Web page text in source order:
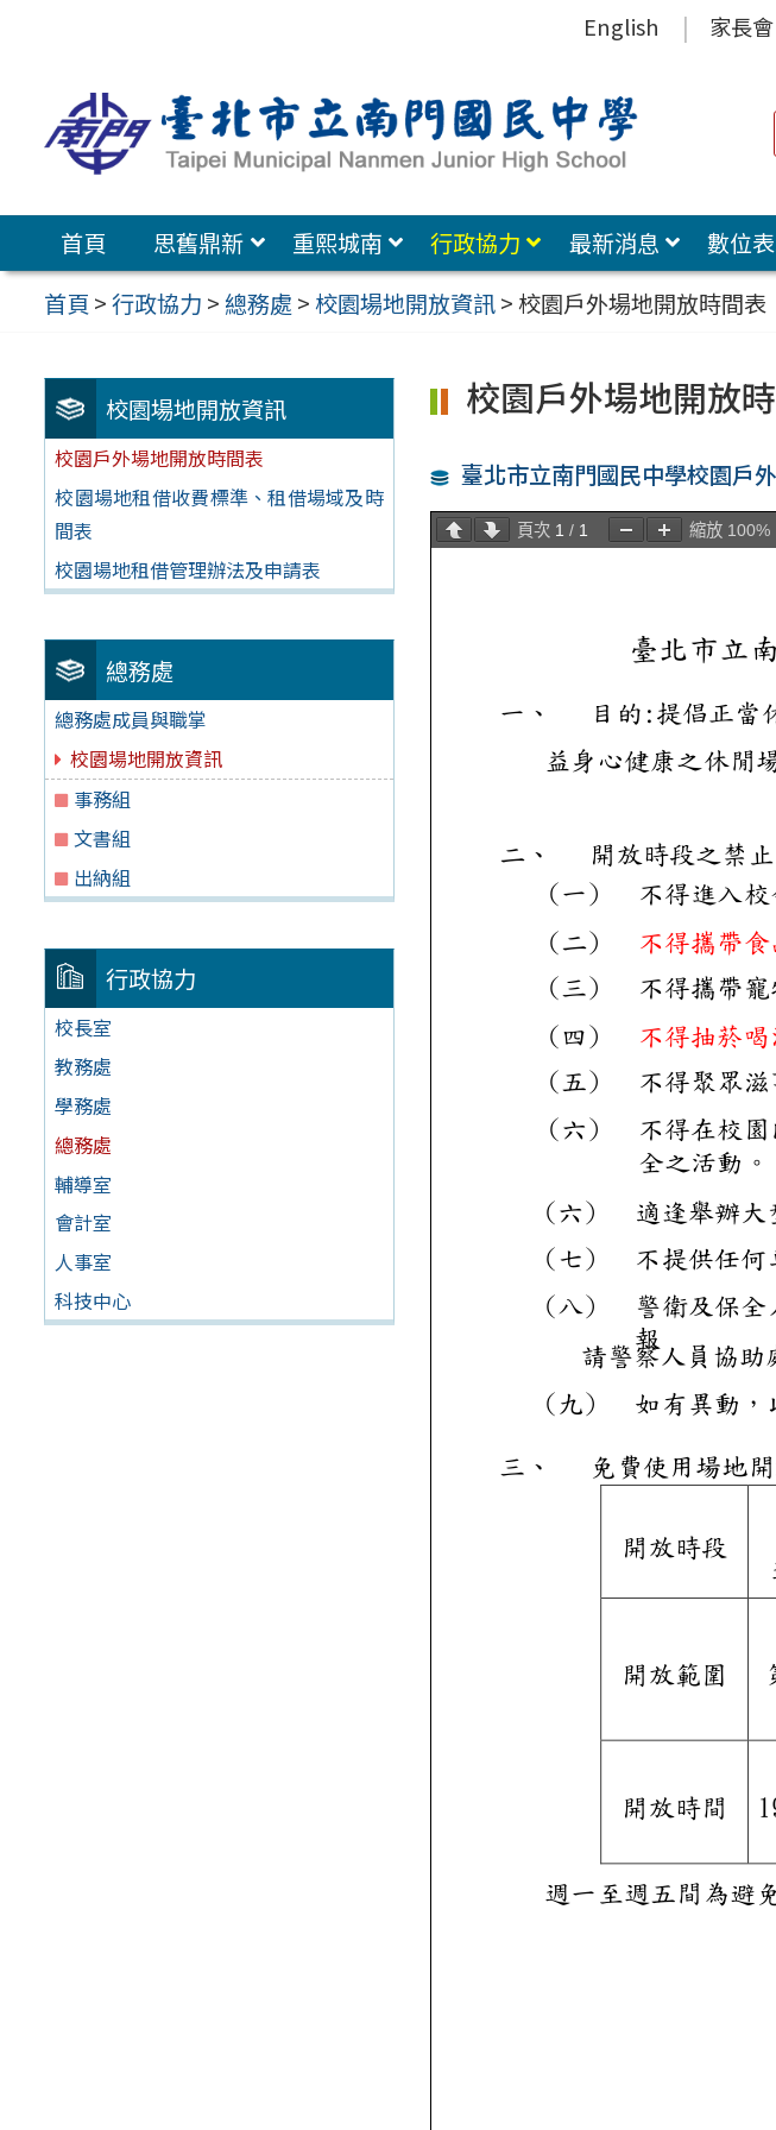
容
區
English 家長會
首頁 思舊鼎新 重熙城南 行政協力 最新消息 數位
首頁 >行政協力 > 總務處 >校園場地開放資訊>校園戶外場地開放時間表
校園場地開放資訊
校園戶外場地開放時間表
校園場地租借收費標準、租借場域及時
間表
校園場地租借管理辦法及申請表
總務處
總務處成員與職掌
校園場地開放資訊
事務組
文書組
出納組
行政協力
校長室
教務處
學務處
總務處
輔導室
會計室
人事室
科技中心
校園戶外場地開放
臺北市立南門國民中學校園戶
頁次 1 / 1 縮放 100%